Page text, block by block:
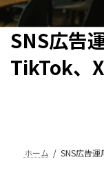
SNS広告
TikTok、X
ホーム SNS広告運